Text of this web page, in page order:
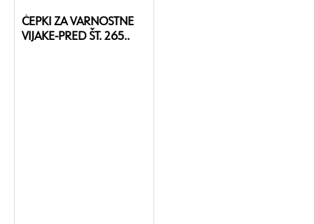
ČEPKI ZA VARNOSTNE
VIJAKE-PRED ŠT. 265..